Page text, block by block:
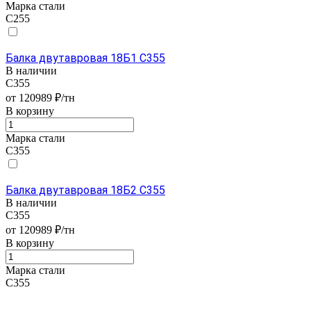
Марка стали
С255
Балка двутавровая 18Б1 С355
В наличии
С355
от 120989 ₽/тн
В корзину
Марка стали
С355
Балка двутавровая 18Б2 С355
В наличии
С355
от 120989 ₽/тн
В корзину
Марка стали
С355